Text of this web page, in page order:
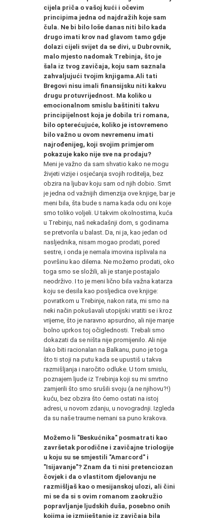
cijela priča o vašoj kući i očevim
principima jedna od najdražih koje sam
čula. Ne bi bilo loše danas niti bilo kada
drugo imati krov nad glavom tamo gdje
dolazi cijeli svijet da se divi, u Dubrovnik,
malo mjesto nadomak Trebinja, što je
šala iz tvog zavičaja, koju sam saznala
zahvaljujući tvojim knjigama.A li tati
Bregovi nisu imali finansijsku niti kakvu
drugu protuvrijednost. Ma koliko u
emocionalnom smislu baštiniti takvu
principijelnost koja je dobila tri romana,
bilo opterećujuće, koliko je istovremeno
bilo važno u ovom nevremenu imati
najrođenijeg, koji svojim primjerom
pokazuje kako nije sve na prodaju?
Meni je važno da sam shvatio kako ne mogu
živjeti vizije i osjećanja svojih roditelja, bez
obzira na ljubav koju sam od njih dobio. Smrt
je jedna od važnijih dimenzija ove knjige, bar je
meni bila, šta bude s nama kada odu oni koje
smo toliko voljeli. U takvim okolnostima, kuća
u Trebinju, naš nekadašnji dom, s godinama
se pretvorila u balast. Da, ni ja, kao jedan od
nasljednika, nisam mogao prodati, pored
sestre, i onda je nemala imovina isplivala na
površinu kao dilema. Ne možemo prodati, oko
toga smo se složili, ali je stanje postajalo
neodrživo. I to je meni lično bila važna katarza
koju se desila kao posljedica ove knjige:
povratkom u Trebinje, nakon rata, mi smo na
neki način pokušavali utopijski vratiti se i kroz
vrijeme, što je naravno apsurdno, ali nije manje
bolno uprkos toj očiglednosti. Trebali smo
dokazati da se ništa nije promijenilo. Ali nije
lako biti racionalan na Balkanu, puno je toga
što ti stoji na putu kada se upustiš u takva
razmišljanja i naročito odluke. U tom smislu,
poznajem ljude iz Trebinja koji su mi smrtno
zamjerili što smo srušili svoju (a ne njihovu?!)
kuću, bez obzira što ćemo ostati na istoj
adresi, u novom zdanju, u novogradnji. Izgleda
da su naše traume nemani sa puno krakova.
Možemo li "Beskućnika" posmatrati kao
završetak porodične i zavičajne triologije
u koju su se smjestili "Amarcord" i
"Isijavanje"? Znam da ti nisi pretenciozan
čovjek i da o vlastitom djelovanju ne
razmišljaš kao o mesijanskoj ulozi, ali čini
mi se da si s ovim romanom zaokružio
popravljanje ljudskih duša, posebno onih
kojima je izmiještanje iz zavičaja bila